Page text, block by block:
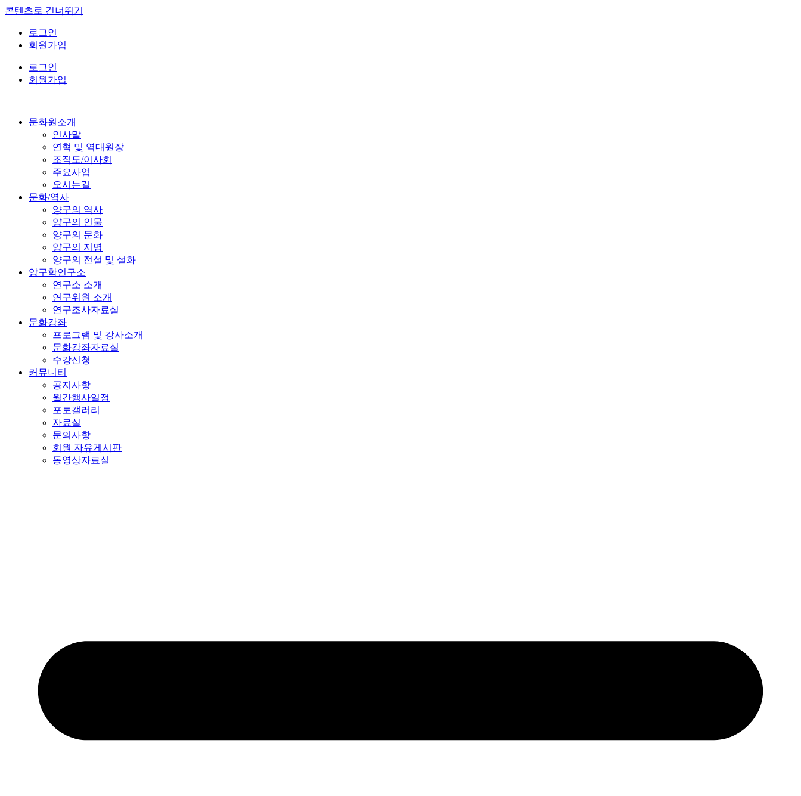
콘텐츠로 건너뛰기
로그인
회원가입
로그인
회원가입
문화원소개
인사말
연혁 및 역대원장
조직도/이사회
주요사업
오시는길
문화/역사
양구의 역사
양구의 인물
양구의 문화
양구의 지명
양구의 전설 및 설화
양구학연구소
연구소 소개
연구위원 소개
연구조사자료실
문화강좌
프로그램 및 강사소개
문화강좌자료실
수강신청
커뮤니티
공지사항
월간행사일정
포토갤러리
자료실
문의사항
회원 자유게시판
동영상자료실